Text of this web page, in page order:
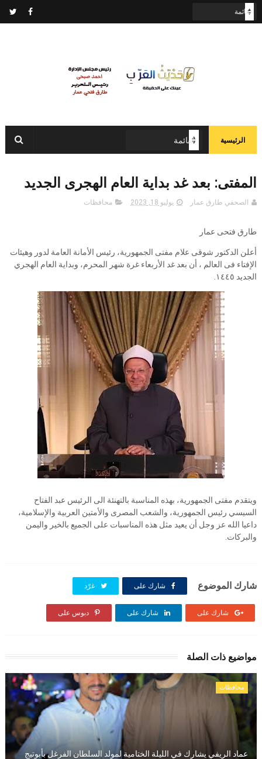
الرئيسية
المفتى: بعد غد بداية العام الهجرى الجديد
الصحفي طارق عمار يوليو 18, 2023 محافظات
طارق فتحى عمار
أعلن الدكتور شوقى علام مفتى الجمهورية، رئيس الأمانة العامة لدور وهيئات
الإفتاء فى العالم ، أن بعد غد الأربعاء غرة شهر المحرم، وبداية العام الهجري
الجديد ١٤٤٥.
ويتقدم مفتى الجمهورية، بهذه المناسبة بالتهنئة الى الرئيس عبد الفتاح
السيسي رئيس الجمهورية، والشعب المصرى والأمتين العربية والإسلامية،
داعيا الله عز وجل أن يعيد مثل هذه المناسبات على الجميع بالخير واليمن
والبركات.
شارك الموضوع شارك على غرّد
شارك على شارك على دبوس على
مواضيع ذات الصلة
محافظات
عماد الريفي يشارك في الليلة الختامية لمولد السلطان الفرغل بأبوتيج